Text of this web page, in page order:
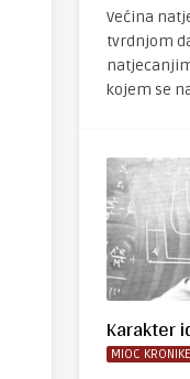
Većina
tvrdnjom
kojem se
Karakter
MIOC KRONIKE